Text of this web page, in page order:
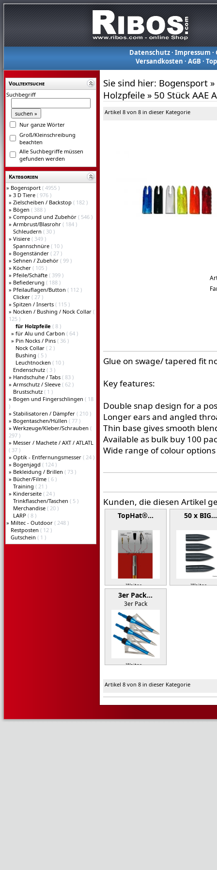
Datenschutz· Impressum ·
Versandkosten ·AGB ·
Volltextsuche
Suchbegriff
Nur ganze Wörter
Groß/Kleinschreibung
beachten
Alle Suchbegriffe müssen
gefunden werden
Kategorien
» Bogensport ( 4955 )
» 3 D Tiere ( 976 )
» Zielscheiben / Backstop ( 182 )
» Bögen ( 388 )
» Compound und Zubehör ( 546 )
» Armbrust/Blasrohr ( 184 )
Schleudern ( 30 )
» Visiere ( 349 )
Spannschnüre ( 10 )
» Bogenständer ( 27 )
» Sehnen / Zubehör ( 99 )
» Köcher ( 105 )
» Pfeile/Schäfte ( 399 )
» Befiederung ( 188 )
» Pfeilauflagen/Button ( 112 )
Clicker ( 27 )
» Spitzen / Inserts ( 115 )
» Nocken / Bushing / Nock Collar (
125 )
für Holzpfeile ( 8 )
» für Alu und Carbon ( 64 )
» Pin Nocks / Pins ( 36 )
Nock Collar ( 2 )
Bushing ( 5 )
Leuchtnocken ( 10 )
Endenschutz ( 3 )
» Handschuhe / Tabs ( 83 )
» Armschutz / Sleeve ( 62 )
Brustschutz ( 1 )
» Bogen und Fingerschlingen ( 18
)
» Stabilisatoren / Dämpfer ( 210 )
» Bogentaschen/Hüllen ( 77 )
» Werkzeuge/Kleber/Schrauben (
297 )
» Messer / Machete / AXT / ATLATL
( 37 )
» Optik - Entfernungsmesser ( 24 )
» Bogenjagd ( 124 )
» Bekleidung / Brillen ( 73 )
» Bücher/Filme ( 6 )
Training ( 21 )
» Kinderseite ( 24 )
Trinkflaschen/Taschen ( 5 )
Merchandise ( 20 )
LARP ( 8 )
» Miltec - Outdoor ( 248 )
Restposten ( 12 )
Gutschein ( 1 )
Sie sind hier: Bogensport »
Holzpfeile » 50 Stück AAE
Artikel 8 von 8 in dieser Kategorie
Glue on swage/ tapered fit
Key features:
Double snap design for a
Longer ears and angled
Thin base gives smooth
Available as bulk buy 100
Wide range of colour
Kunden, die diesen Artikel
TopHat®…
Weiter »
50 x BIG…
Weiter »
3er Pack…
3er Pack
Weiter »
Artikel 8 von 8 in dieser Kategorie